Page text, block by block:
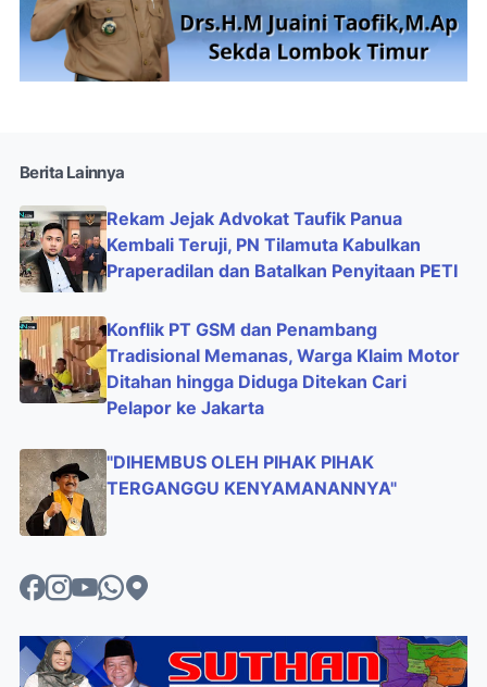
Berita Lainnya
Rekam Jejak Advokat Taufik Panua
Kembali Teruji, PN Tilamuta Kabulkan
Praperadilan dan Batalkan Penyitaan PETI
Konflik PT GSM dan Penambang
Tradisional Memanas, Warga Klaim Motor
Ditahan hingga Diduga Ditekan Cari
Pelapor ke Jakarta
"DIHEMBUS OLEH PIHAK PIHAK
TERGANGGU KENYAMANANNYA"